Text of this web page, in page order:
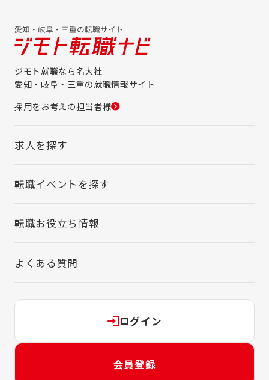
ジモト就職なら名大社
愛知・岐阜・三重の就職情報サイト
採用をお考えの担当者様
求人を探す
転職イベントを探す
転職お役立ち情報
よくある質問
ログイン
会員登録